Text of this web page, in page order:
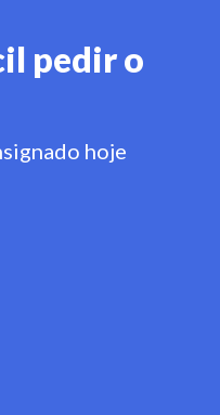
pedir o
hoje